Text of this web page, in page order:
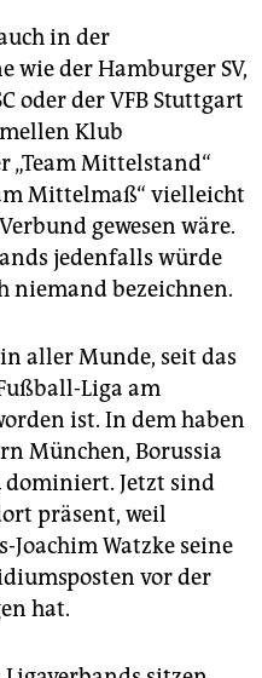
in der
wie der Hamburger SV,
oder der VFB Stuttgart
Klub
„Team Mittelstand“
Mittelmaß“ vielleicht
gewesen wäre.
jedenfalls würde
niemand bezeichnen.
aller Munde, seit das
Liga am
ist. In dem haben
München, Borussia
dominiert. Jetzt sind
präsent, weil
Watzke seine
vor der
hat.